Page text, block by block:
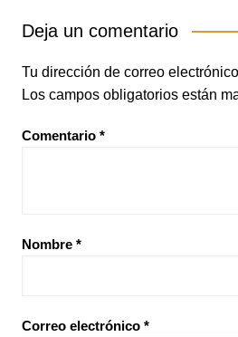
Deja un comentario
Tu dirección de correo
Los campos obligatorios están
Comentario *
Nombre *
Correo electrónico *